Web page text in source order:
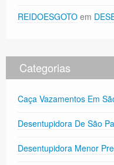
REIDOESGOTO em
Categorias
Caça Vazamentos Em
Desentupidora De São
Desentupidora Menor